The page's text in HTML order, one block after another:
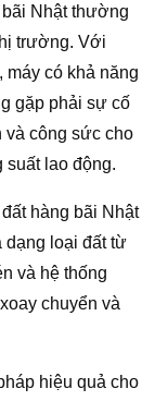
Nhật thường
trường. Với
máy có khả năng
gặp phải sự cố
và công sức cho
lao động.
hàng bãi Nhật
dạng loại đất từ
và hệ thống
chuyển và
hiệu quả cho